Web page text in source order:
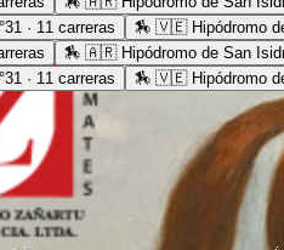
· 11 carreras 🏇 🇻🇪 Hipódromo de
🏇 🇦🇷 Hipódromo de San
· 11 carreras 🏇 🇻🇪 Hipódromo de